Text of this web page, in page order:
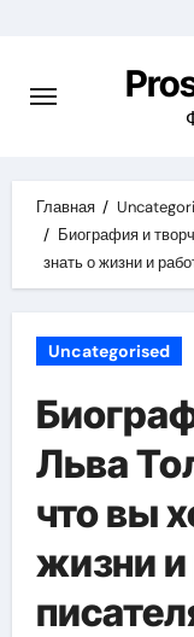
содержимому
Главная
Биография и
знать о жизни и
Uncategorised
Льва
что вы
жизни и